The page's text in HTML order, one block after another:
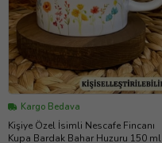
Kargo Bedava
Kişiye Özel İsimli Nescafe Fincanı
Kupa Bardak Bahar Huzuru 150 ml